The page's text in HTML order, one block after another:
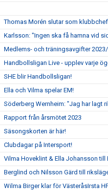
Thomas Morén slutar som
Karlsson: "Ingen ska få hamna vid
Medlems- och träningsavgifter
Handbollsligan Live - upplev varje
SHE blir Handbollsligan!
Ella och Vilma spelar EM!
Söderberg Wernheim: "Jag har lagt
Rapport från årsmötet 2023
Säsongskorten är här!
Clubdagar på Intersport!
Vilma Hoveklint & Ella Johansson till
Berglind och Nilsson Gärd till
Wilma Birger klar för VästeråsIrsta